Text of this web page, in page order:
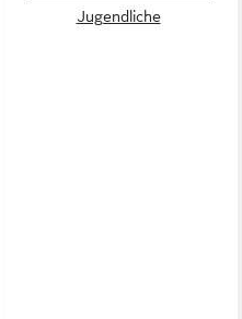
Jugendliche